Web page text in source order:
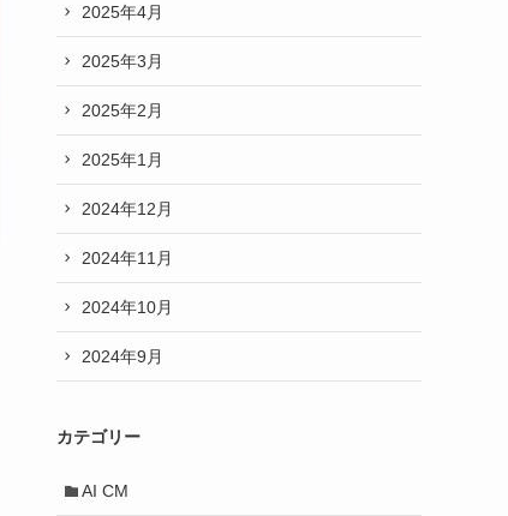
2025年4月
2025年3月
2025年2月
2025年1月
2024年12月
2024年11月
2024年10月
2024年9月
カテゴリー
AI CM